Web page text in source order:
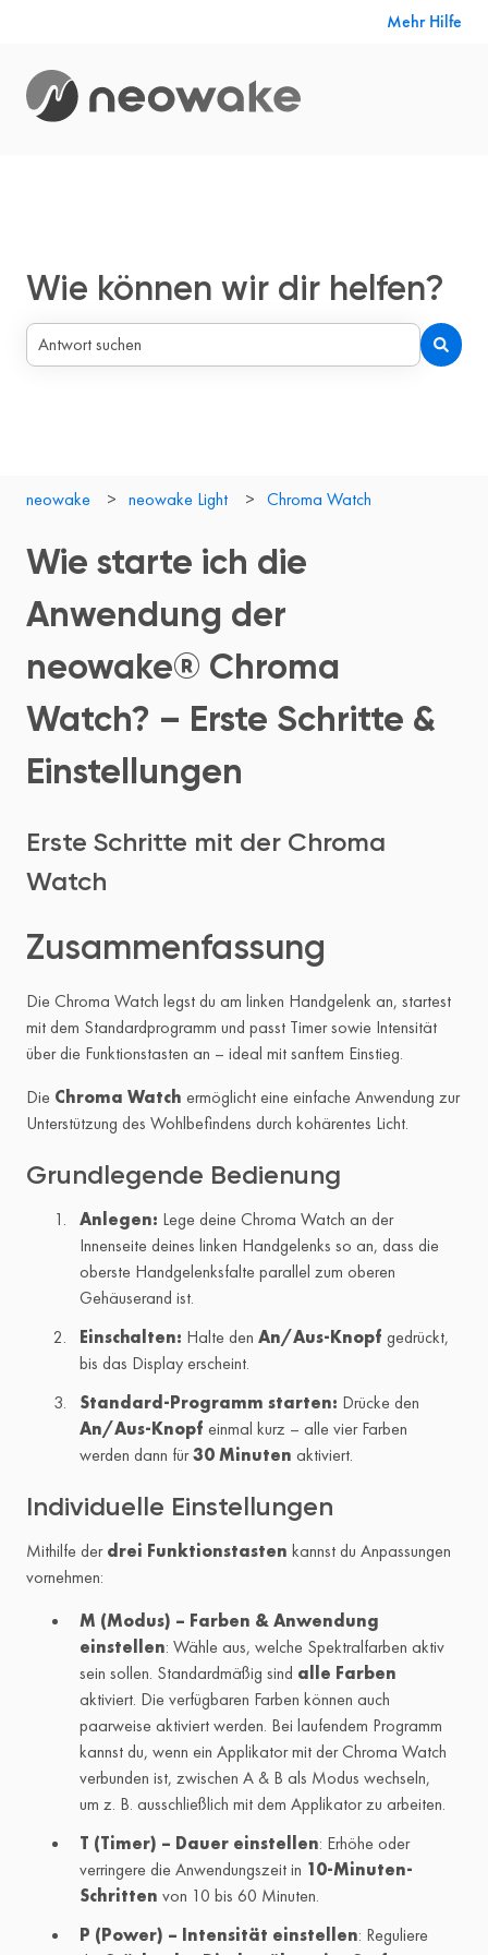
Mehr Hilfe
Wie können wir dir helfen?
neowake neowake Light Chroma Watch
Wie starte ich die
Anwendung der
neowake® Chroma
Watch? – Erste Schritte &
Einstellungen
Erste Schritte mit der Chroma
Watch
Zusammenfassung
Die Chroma Watch legst du am linken Handgelenk an, startest
mit dem Standardprogramm und passt Timer sowie Intensität
über die Funktionstasten an – ideal mit sanftem Einstieg.
Die Chroma Watch ermöglicht eine einfache Anwendung zur
Unterstützung des Wohlbefindens durch kohärentes Licht.
Grundlegende Bedienung
Anlegen: Lege deine Chroma Watch an der
Innenseite deines linken Handgelenks so an, dass die
oberste Handgelenksfalte parallel zum oberen
Gehäuserand ist.
Einschalten: Halte den An/Aus-Knopf gedrückt,
bis das Display erscheint.
Standard-Programm starten: Drücke den
An/Aus-Knopf einmal kurz – alle vier Farben
werden dann für30 Minuten aktiviert.
Individuelle Einstellungen
Mithilfe derdrei Funktionstasten kannst du Anpassungen
vornehmen:
M (Modus) – Farben & Anwendung
einstellen: Wähle aus, welche Spektralfarben aktiv
sein sollen. Standardmäßig sind alle Farben
aktiviert. Die verfügbaren Farben können auch
paarweise aktiviert werden. Bei laufendem Programm
kannst du, wenn ein Applikator mit der Chroma Watch
verbunden ist, zwischen A & B als Modus wechseln,
um z. B. ausschließlich mit dem Applikator zu arbeiten.
T (Timer) – Dauer einstellen: Erhöhe oder
verringere die Anwendungszeit in 10-Minuten-
Schritten von 10 bis 60 Minuten.
P (Power) – Intensität einstellen: Reguliere